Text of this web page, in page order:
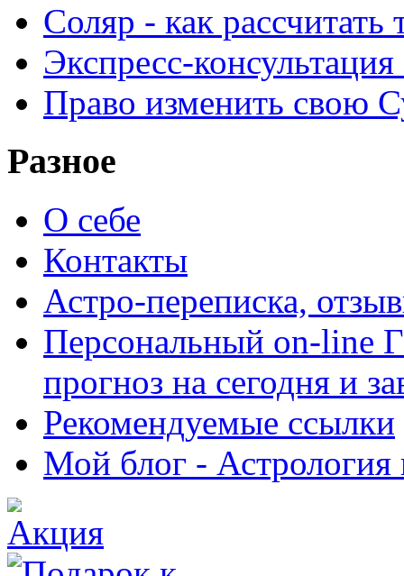
Соляр - как
Экспресс-
Право изменить свою
Разное
О себе
Контакты
Астро-переписка,
Персональный on-
прогноз на сегодня и
Рекомендуемые ссылки
Мой блог - Астрология